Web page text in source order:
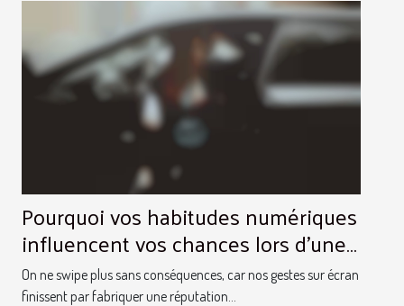
Pourquoi vos habitudes numériques
influencent vos chances lors d’une
rencontre réelle
On ne swipe plus sans conséquences, car nos gestes sur écran
finissent par fabriquer une réputation...